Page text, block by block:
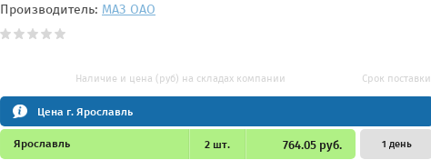
Производитель: МАЗ ОАО
Наличие и цена (руб) на складах компании Срок поставки
Цена г. Ярославль
Ярославль 2 шт. 764.05 руб. 1 день